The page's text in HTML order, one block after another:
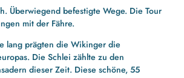
Überwiegend befestigte Wege. Die Tour
mit der Fähre.
lang prägten die Wikinger die
Die Schlei zählte zu den
dieser Zeit. Diese schöne, 55